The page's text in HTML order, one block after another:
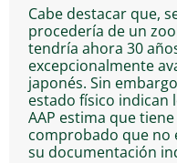
Cabe destacar que,
procedería de un
tendría ahora 30
excepcionalmente
japonés. Sin
estado físico indican
AAP estima que
comprobado que no
su documentación